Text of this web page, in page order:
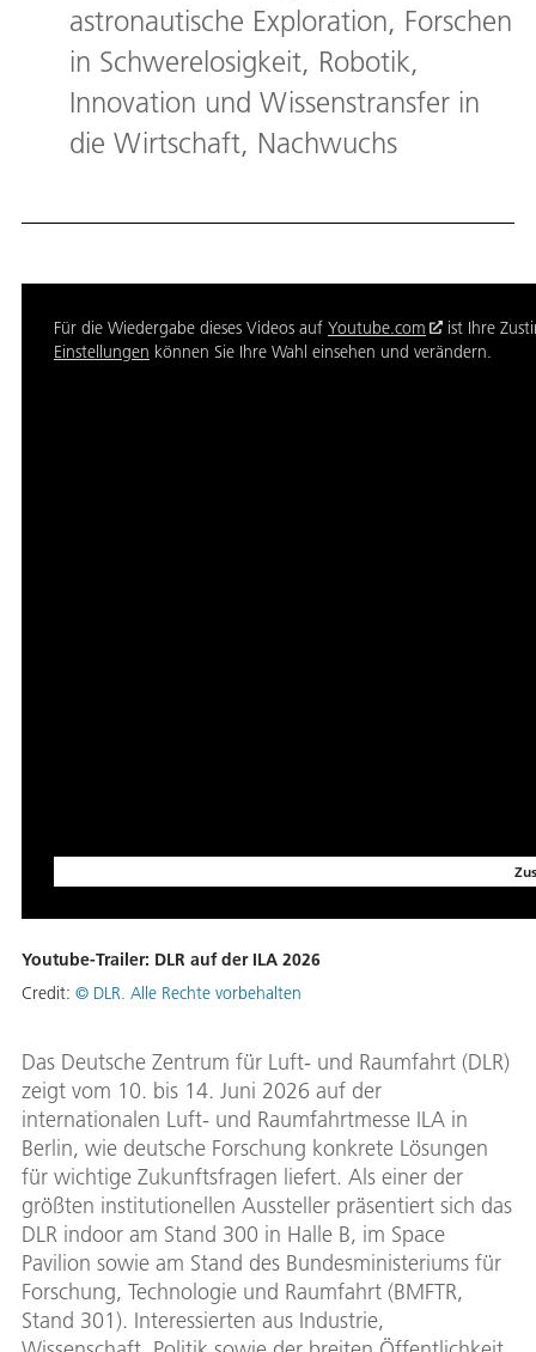
astronautische Exploration, Forschen
in Schwerelosigkeit, Robotik,
Innovation und Wissenstransfer in
die Wirtschaft, Nachwuchs
Für die Wiedergabe dieses Videos auf Youtube.com
ist Ihre
Einstellungen können Sie Ihre Wahl einsehen und verändern.
Youtube-Trailer: DLR auf der ILA 2026
Credit: © DLR. Alle Rechte vorbehalten
Das Deutsche Zentrum für Luft- und Raumfahrt (DLR)
zeigt vom 10. bis 14. Juni 2026 auf der
internationalen Luft- und Raumfahrtmesse ILA in
Berlin, wie deutsche Forschung konkrete Lösungen
für wichtige Zukunftsfragen liefert. Als einer der
größten institutionellen Aussteller präsentiert sich das
DLR indoor am Stand 300 in Halle B, im Space
Pavilion sowie am Stand des Bundesministeriums für
Forschung, Technologie und Raumfahrt (BMFTR,
Stand 301). Interessierten aus Industrie,